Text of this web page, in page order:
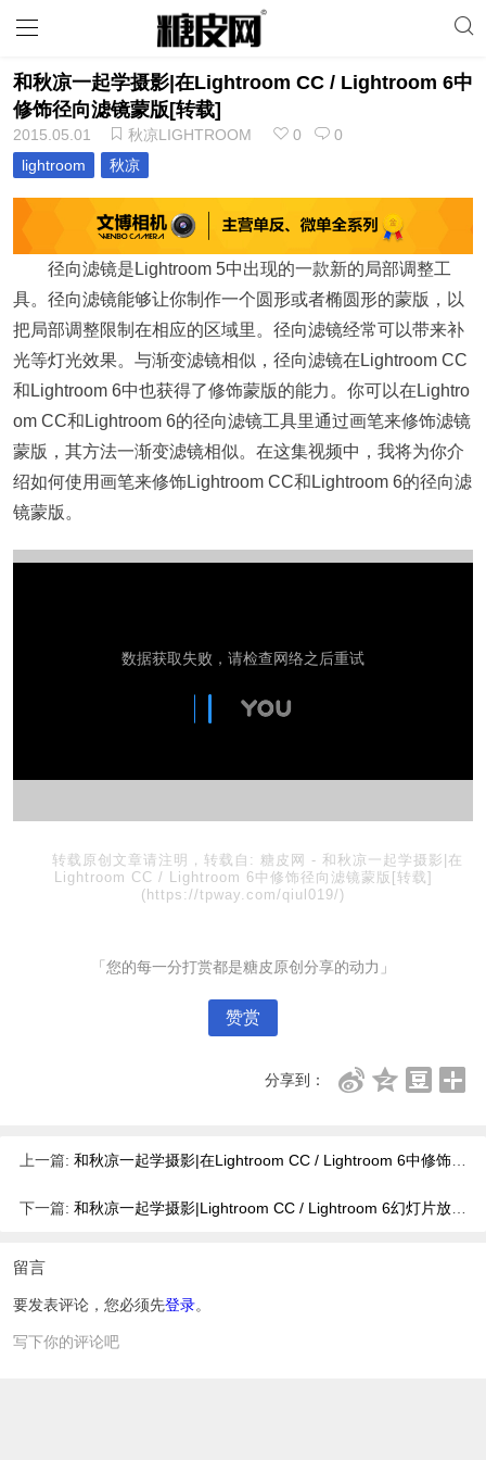
和秋凉一起学摄影|在Lightroom CC / Lightroom 6中
修饰径向滤镜蒙版[转载]
2015.05.01 秋凉LIGHTROOM 0
0
lightroom
秋凉
径向滤镜是Lightroom 5中出现的一款新的局部调整工
具。径向滤镜能够让你制作一个圆形或者椭圆形的蒙版，以
把局部调整限制在相应的区域里。径向滤镜经常可以带来补
光等灯光效果。与渐变滤镜相似，径向滤镜在Lightroom CC
和Lightroom 6中也获得了修饰蒙版的能力。你可以在Lightro
om CC和Lightroom 6的径向滤镜工具里通过画笔来修饰滤镜
蒙版，其方法一渐变滤镜相似。在这集视频中，我将为你介
绍如何使用画笔来修饰Lightroom CC和Lightroom 6的径向滤
镜蒙版。
转载原创文章请注明，转载自: 糖皮网 - 和秋凉一起学摄影|在
Lightroom CC / Lightroom 6中修饰径向滤镜蒙版[转载]
(https://tpway.com/qiul019/)
「您的每一分打赏都是糖皮原创分享的动力」
赞赏
分享到：
上一篇: 和秋凉一起学摄影|在Lightroom CC / Lightroom 6中修饰渐变滤镜蒙版[转载]
下一篇: 和秋凉一起学摄影|Lightroom CC / Lightroom 6幻灯片放映模块新功能一览[转载]
留言
要发表评论，您必须先登录。
写下你的评论吧